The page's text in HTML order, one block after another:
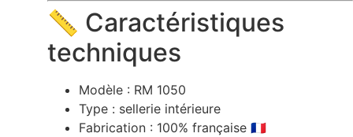
📏 Caractéristiques
techniques
Modèle : RM 1050
Type : sellerie intérieure
Fabrication : 100% française 🇫🇷